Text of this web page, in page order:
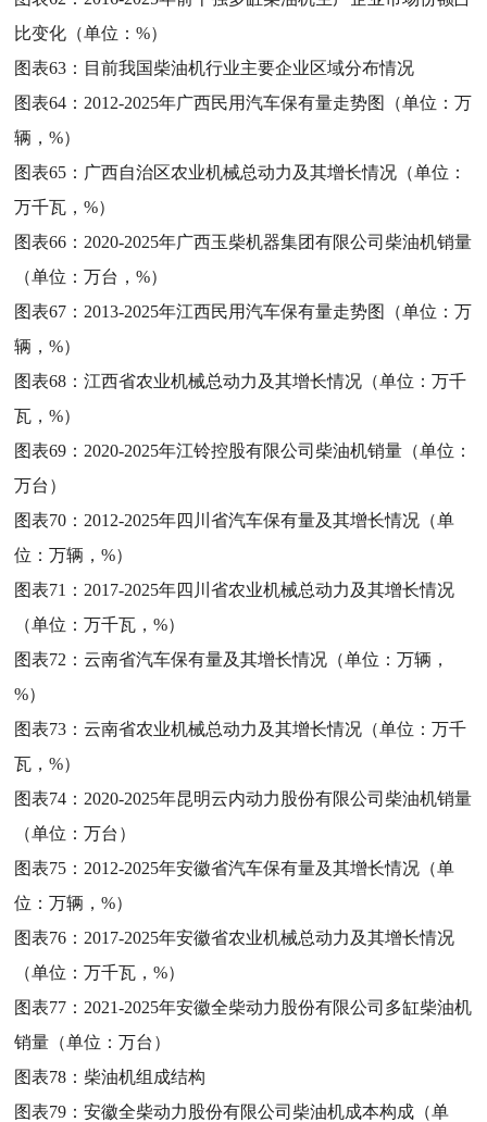
比变化（单位：%）
图表63： 目前我国柴油机行业主要企业区域分布情况
图表64： 2012-2025年广西民用汽车保有量走势图（单位：万
辆，%）
图表65： 广西自治区农业机械总动力及其增长情况（单位：
万千瓦，%）
图表66： 2020-2025年广西玉柴机器集团有限公司柴油机销量
（单位：万台，%）
图表67： 2013-2025年江西民用汽车保有量走势图（单位：万
辆，%）
图表68：江西省农业机械总动力及其增长情况（单位：万千
瓦，%）
图表69： 2020-2025年江铃控股有限公司柴油机销量（单位：
万台）
图表70： 2012-2025年四川省汽车保有量及其增长情况（单
位：万辆，%）
图表71： 2017-2025年四川省农业机械总动力及其增长情况
（单位：万千瓦，%）
图表72：云南省汽车保有量及其增长情况（单位：万辆，
%）
图表73：云南省农业机械总动力及其增长情况（单位：万千
瓦，%）
图表74： 2020-2025年昆明云内动力股份有限公司柴油机销量
（单位：万台）
图表75： 2012-2025年安徽省汽车保有量及其增长情况（单
位：万辆，%）
图表76： 2017-2025年安徽省农业机械总动力及其增长情况
（单位：万千瓦，%）
图表77： 2021-2025年安徽全柴动力股份有限公司多缸柴油机
销量（单位：万台）
图表78： 柴油机组成结构
图表79：安徽全柴动力股份有限公司柴油机成本构成（单